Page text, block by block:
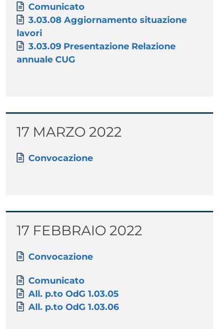
Documento
Comunicato
Documento
3.03.08 Aggiornamento situazione
lavori
Documento
3.03.09 Presentazione Relazione
annuale CUG
Titolo
17 MARZO 2022
Paragrafo
Allegati
Documento
Convocazione
Titolo
17 FEBBRAIO 2022
Paragrafo
Allegati
Documento
Convocazione
Allegati
Documento
Comunicato
Documento
All. p.to OdG 1.03.05
Documento
All. p.to OdG 1.03.06